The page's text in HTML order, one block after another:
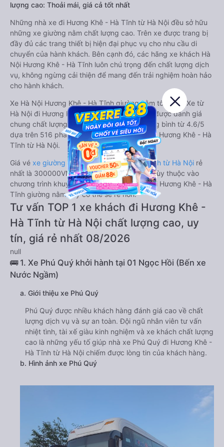
lượng cao: Thoải mái, giá cả tốt nhất
Những nhà xe đi Hương Khê - Hà Tĩnh từ Hà Nội đều sở hữu
những xe giường nằm chất lượng cao. Trên xe được trang bị
đầy đủ các trang thiết bị hiện đại phục vụ cho nhu cầu di
chuyển của hành khách. Bên cạnh đó, các hãng xe khách Hà
Nội Hương Khê - Hà Tĩnh luôn chú trọng đến chất lượng dịch
vụ, không ngừng cải thiện để mang đến trải nghiệm hoàn hảo
cho hành khách.
Xe Hà Nội Hương Khê - Hà Tĩnh giường nằm tốt nhất: Xe từ
Hà Nội đi Hương Khê - Hà Tĩnh giường nằm được đánh giá
chung chất lượng Tốt với điểm đánh giá trung bình từ 4.6/5
dựa trên 516 phản hồi của hành khách Xe về Hương Khê - Hà
Tĩnh từ Hà Nội.
Giá vé xe giường nằm đi Hương Khê - Hà Tĩnh từ Hà Nội rẻ
nhất là 300000VND của hãng xe Phú Quý. Tùy thuộc vào
chương trình khuyến mãi, giá vé Xe Hà Nội đi Hương Khê - Hà
Tĩnh giường nằm này có thể sẽ rẻ hơn.
Tư vấn TOP 1 xe khách đi Hương Khê -
Hà Tĩnh từ Hà Nội chất lượng cao, uy
tín, giá rẻ nhất 08/2026
null
🚌 1. Xe Phú Quý khởi hành tại 01 Ngọc Hồi (Bến xe
Nước Ngầm)
a. Giới thiệu xe Phú Quý
Phú Quý được nhiều khách hàng đánh giá cao về chất
lượng dịch vụ và sự an toàn. Đội ngũ nhân viên tư vấn
nhiệt tình, tài xế giàu kinh nghiệm và xe khách chất lượng
cao là những yếu tố giúp nhà xe Phú Quý đi Hương Khê -
Hà Tĩnh từ Hà Nội chiếm được lòng tin của khách hàng.
b. Hình ảnh xe Phú Quý